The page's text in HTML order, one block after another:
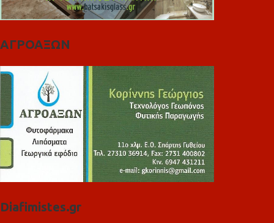
ΑΓΡΟΑΞΩΝ
Diafimistes.gr